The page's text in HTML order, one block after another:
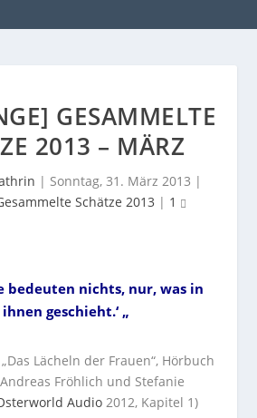
GESAMMELTE
2013 – MÄRZ
| Sonntag, 31. März 2013 |
Schätze 2013 | 1
bedeuten nichts, nur, was in
ihnen geschieht.‘ „
Lächeln der Frauen“, Hörbuch
Fröhlich und Stefanie
Audio 2012, Kapitel 1)